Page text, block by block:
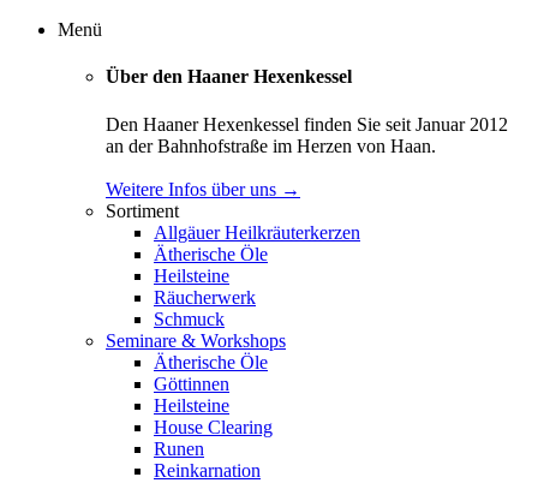
Menü
Über den Haaner Hexenkessel
Den Haaner Hexenkessel finden Sie seit Januar 2012
an der Bahnhofstraße im Herzen von Haan.
Weitere Infos über uns →
Sortiment
Allgäuer Heilkräuterkerzen
Ätherische Öle
Heilsteine
Räucherwerk
Schmuck
Seminare & Workshops
Ätherische Öle
Göttinnen
Heilsteine
House Clearing
Runen
Reinkarnation